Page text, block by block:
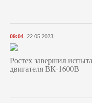
09:04 22.05.2023
Ростех завершил
двигателя ВК-1600В